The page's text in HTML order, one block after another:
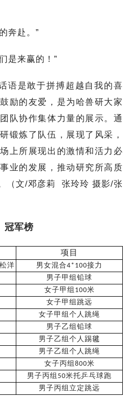
奔赴。”
是来赢的！”
语是敢于拼搏超越自我的喜
励的友爱，是为哈兽研大家
队协作集体力量的展示。通
锻炼了队伍，展现了风采，
上所展现出的激情和活力必
业的发展，推动研究所高质
（文/邓彦莉 张玲玲 摄影/张
冠军榜
项目
洋 男女混合4*100接力
男子甲组铅球
女子甲组 100米
女子甲组跳远
女子甲组个人跳绳
男子乙组铅球
男子乙组个人踢毽
男子乙组个人跳绳
女子丙组 800米
男子丙组 50米托乒乓球跑
男子丙组立定跳远